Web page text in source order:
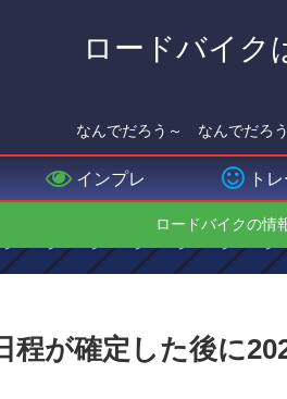
ロードバイク
なんでだろう～ なんでだろ
インプレ ト
ロードバイクの情
が確定した後に